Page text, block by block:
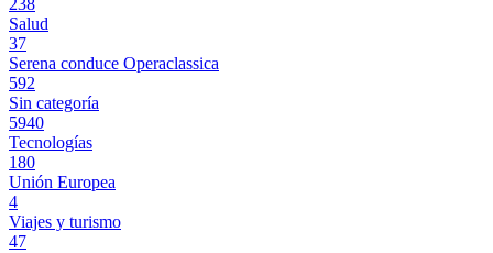
238
Salud
37
Serena conduce Operaclassica
592
Sin categoría
5940
Tecnologías
180
Unión Europea
4
Viajes y turismo
47